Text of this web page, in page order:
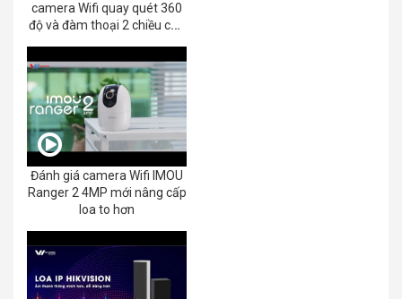
camera Wifi quay quét 360
độ và đàm thoại 2 chiều của
Đánh giá camera Wifi IMOU
Ranger 2 4MP mới nâng cấp
loa to hơn